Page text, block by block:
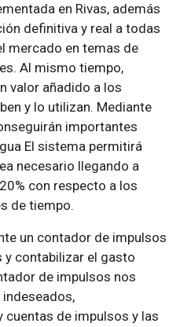
en Rivas, además
definitiva y real a todas
mercado en temas de
Al mismo tiempo,
valor añadido a los
y lo utilizan. Mediante
importantes
El sistema permitirá
necesario llegando a
con respecto a los
de tiempo.
un contador de impulsos
contabilizar el gasto
de impulsos nos
de impulsos y las